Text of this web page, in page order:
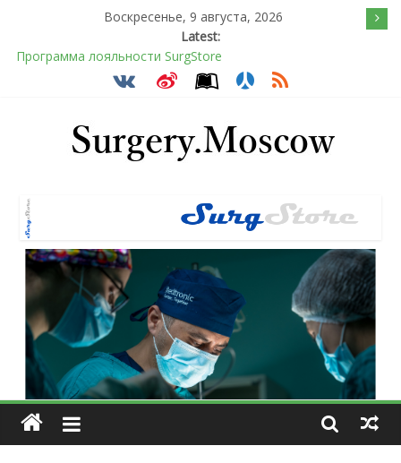
Воскресенье, 9 августа, 2026
Latest:
Программа лояльности SurgStore
Подсознательное желанием быть отверженным и
Барбированные нити в хирургии: принцип работы и
преимущества технологии